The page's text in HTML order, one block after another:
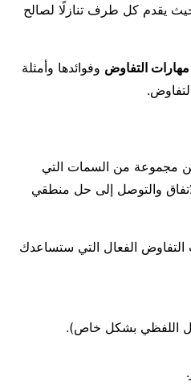
يقدم كل طرف تنازلًا لصالح
مهارات التفاوض وفوائدها وأمثلة
مجموعة من السمات التي
والتوصل إلى حل منطقي
الفعال التي ستساعدك
اللفظي بشكل خاص).